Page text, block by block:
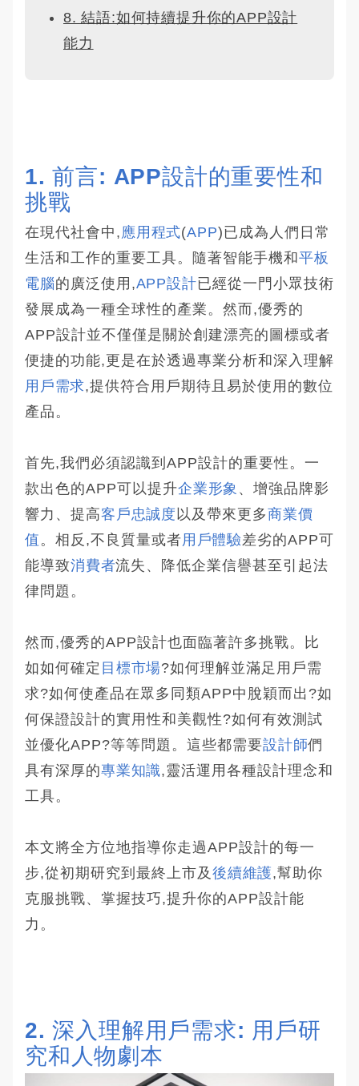
8. 結語:如何持續提升你的APP設計
能力
1. 前言: APP設計的重要性和
挑戰
在現代社會中, 應用程式(APP)已成為人們日常
生活和工作的重要工具。隨著智能手機和平板
電腦的廣泛使用,APP設計已經從一門小眾技術
發展成為一種全球性的產業。然而,優秀的
APP設計並不僅僅是關於創建漂亮的圖標或者
便捷的功能,更是在於透過專業分析和深入理解
用戶需求,提供符合用戶期待且易於使用的數位
產品。
首先,我們必須認識到APP設計的重要性。一
款出色的APP可以提升企業形象 、增強品牌影
響力、提高客戶忠誠度 以及帶來更多商業價
值。相反,不良質量或者用戶體驗差劣的APP可
能導致消費者流失、降低企業信譽甚至引起法
律問題。
然而,優秀的APP設計也面臨著許多挑戰。比
如如何確定 目標市場?如何理解並滿足用戶需
求?如何使產品在眾多同類APP中脫穎而出?如
何保證設計的實用性和美觀性?如何有效測試
並優化APP?等等問題。這些都需要設計師們
具有深厚的專業知識,靈活運用各種設計理念和
工具。
本文將全方位地指導你走過APP設計的每一
步,從初期研究到最終上市及 後續維護,幫助你
克服挑戰、掌握技巧,提升你的APP設計能
力。
2. 深入理解用戶需求: 用戶研
究和人物劇本